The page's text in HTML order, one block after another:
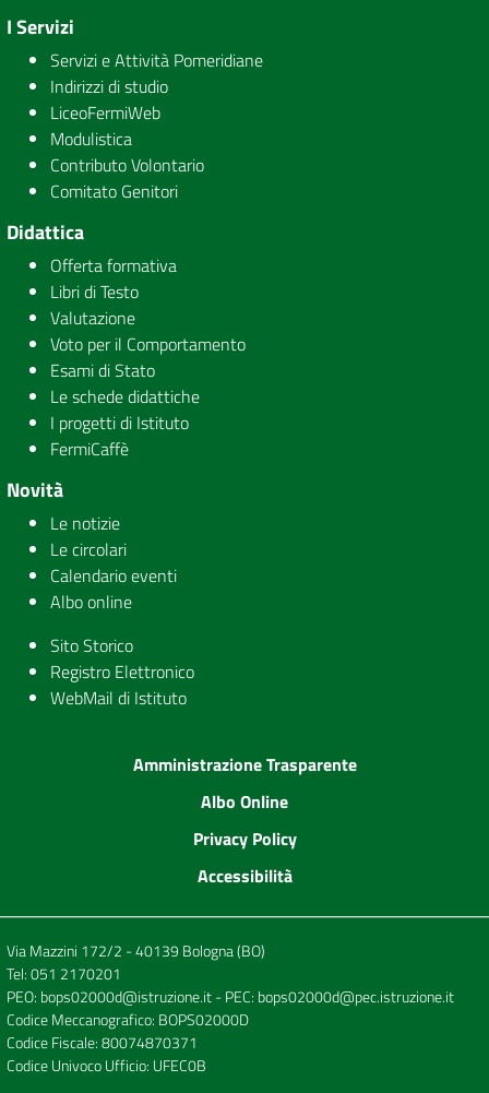
I Servizi
Servizi e Attività Pomeridiane
Indirizzi di studio
LiceoFermiWeb
Modulistica
Contributo Volontario
Comitato Genitori
Didattica
Offerta formativa
Libri di Testo
Valutazione
Voto per il Comportamento
Esami di Stato
Le schede didattiche
I progetti di Istituto
FermiCaffè
Novità
Le notizie
Le circolari
Calendario eventi
Albo online
Sito Storico
Registro Elettronico
WebMail di Istituto
Amministrazione Trasparente
Albo Online
Privacy Policy
Accessibilità
Via Mazzini 172/2 - 40139 Bologna (BO)
Tel:051 2170201
PEO: bops02000d@istruzione.it- PEC: bops02000d@pec.istruzione.it
Codice Meccanografico: BOPS02000D
Codice Fiscale: 80074870371
Codice Univoco Ufficio: UFEC0B